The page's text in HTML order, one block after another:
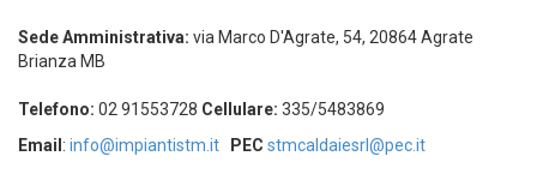
Sede Amministrativa: via Marco D'Agrate, 54, 20864 Agrate
Brianza MB
Telefono: 02 91553728 Cellulare: 335/5483869
Email : info@impiantistm.it PEC stmcaldaiesrl@pec.it